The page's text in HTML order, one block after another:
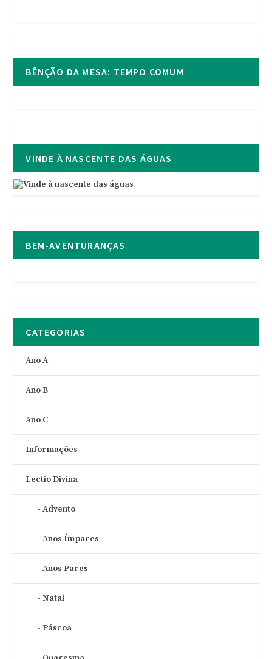
BÊNÇÃO DA MESA: TEMPO COMUM
VINDE À NASCENTE DAS ÁGUAS
BEM-AVENTURANÇAS
CATEGORIAS
Ano A
Ano B
Ano C
Informações
Lectio Divina
Advento
Anos Ímpares
Anos Pares
Natal
Páscoa